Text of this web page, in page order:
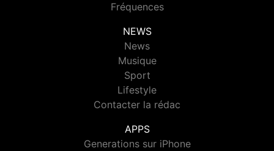
Fréquences
NEWS
News
Musique
Sport
Lifestyle
Contacter la rédac
APPS
Generations sur iPhone